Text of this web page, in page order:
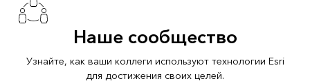
Наше сообщество
Узнайте, как ваши коллеги используют технологии Esri
для достижения своих целей.